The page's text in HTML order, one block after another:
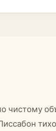
чистому
тихо